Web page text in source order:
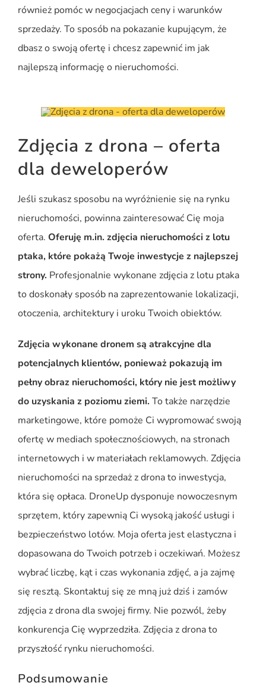
również pomóc w negocjacjach ceny i warunków
sprzedaży. To sposób na pokazanie kupującym, że
dbasz o swoją ofertę i chcesz zapewnić im jak
najlepszą informację o nieruchomości.
ZDJĘCIA Z
DRONA -
OFERTA DLA
DEWELOPERÓW
Zdjęcia z drona – oferta
dla deweloperów
Jeśli szukasz sposobu na wyróżnienie się na rynku
nieruchomości, powinna zainteresować Cię moja
oferta. Oferuję m.in. zdjęcia nieruchomości z lotu
ptaka, które pokażą Twoje inwestycje z najlepszej
strony. Profesjonalnie wykonane zdjęcia z lotu ptaka
to doskonały sposób na zaprezentowanie lokalizacji,
otoczenia, architektury i uroku Twoich obiektów.
Zdjęcia wykonane dronem są atrakcyjne dla
potencjalnych klientów, ponieważ pokazują im
pełny obraz nieruchomości, który nie jest możliwy
do uzyskania z poziomu ziemi. To także narzędzie
marketingowe, które pomoże Ci wypromować swoją
ofertę w mediach społecznościowych, na stronach
internetowych i w materiałach reklamowych. Zdjęcia
nieruchomości na sprzedaż z drona to inwestycja,
która się opłaca. DroneUp dysponuje nowoczesnym
sprzętem, który zapewnią Ci wysoką jakość usługi i
bezpieczeństwo lotów. Moja oferta jest elastyczna i
dopasowana do Twoich potrzeb i oczekiwań. Możesz
wybrać liczbę, kąt i czas wykonania zdjęć, a ja zajmę
się resztą. Skontaktuj się ze mną już dziś i zamów
zdjęcia z drona dla swojej firmy. Nie pozwól, żeby
konkurencja Cię wyprzedziła. Zdjęcia z drona to
przyszłość rynku nieruchomości.
Podsumowanie